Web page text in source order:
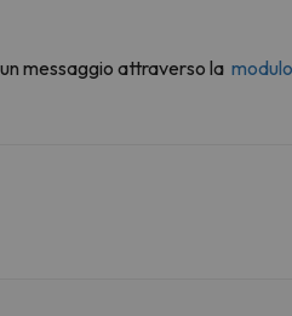
messaggio attraverso la